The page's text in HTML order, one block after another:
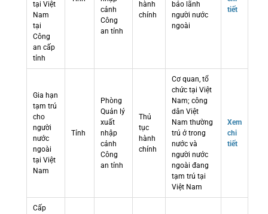
tại Việt
Nam
tại
Công
an cấp
tỉnh
cảnh
Công
an tỉnh
hành
chính
bảo lãnh
người nước
ngoài
tiết
Gia hạn
tạm trú
cho
người
nước
ngoài
tại Việt
Nam
Tỉnh
Phòng
Quản lý
xuất
nhập
cảnh
Công
an tỉnh
Thủ
tục
hành
chính
Cơ quan, tổ
chức tại Việt
Nam; công
dân Việt
Nam thường
trú ở trong
nước và
người nước
ngoài đang
tạm trú tại
Việt Nam
Xem
chi
tiết
Cấp